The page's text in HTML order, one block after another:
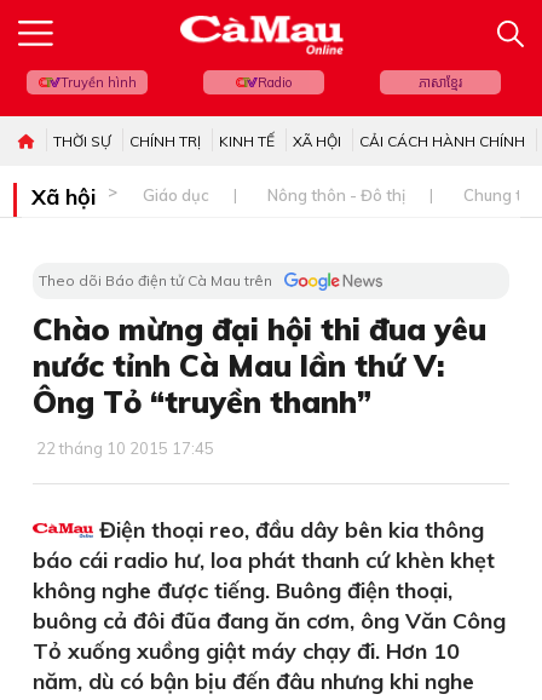
Truyền hình Radio ភាសាខ្មែរ
THỜI SỰ CHÍNH TRỊ KINH TẾ XÃ HỘI CẢI CÁCH HÀNH CHÍNH
Xã hội Giáo dục Nông thôn - Đô thị Chung
Theo dõi Báo điện tử Cà Mau trên
Chào mừng đại hội thi đua yêu
nước tỉnh Cà Mau lần thứ V:
Ông Tỏ “truyền thanh”
22 tháng 10 2015 17:45
Điện thoại reo, đầu dây bên kia thông
báo cái radio hư, loa phát thanh cứ khèn khẹt
không nghe được tiếng. Buông điện thoại,
buông cả đôi đũa đang ăn cơm, ông Văn Công
Tỏ xuống xuồng giật máy chạy đi. Hơn 10
năm, dù có bận bịu đến đâu nhưng khi nghe